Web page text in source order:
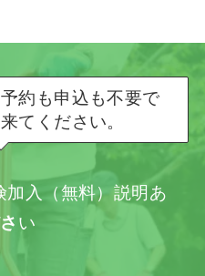
約も申込も不要で
てください。
加入（無料）説明あ
い